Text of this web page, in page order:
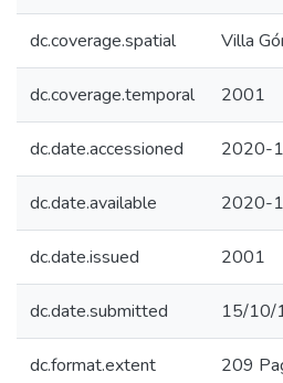
dc.coverage.spatial Villa
dc.coverage.temporal 2001
dc.date.accessioned 2020-
dc.date.available 2020-
dc.date.issued 2001
dc.date.submitted 15/10/
dc.format.extent 209